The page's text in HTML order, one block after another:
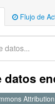
Flujo de
Attribution